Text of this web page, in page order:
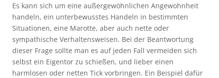
Es kann sich um eine außergewöhnlichen Angewohnheit
handeln, ein unterbewusstes Handeln in bestimmten
Situationen, eine Marotte, aber auch nette oder
sympathische Verhaltensweisen. Bei der Beantwortung
dieser Frage sollte man es auf jeden Fall vermeiden sich
selbst ein Eigentor zu schießen, und lieber einen
harmlosen oder netten Tick vorbringen. Ein Beispiel dafür